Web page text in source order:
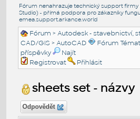
Fórum nenahrazuje technický support firmy
Studio) - přímá podpora pro zákazníky
emea.support.arkance.world
Fórum >Autodesk - stavebnictví,
CAD/GIS >AutoCAD Fórum
příspěvky
Najít
Registrovat
Přihlásit
sheets set - názvy
Odpovědět